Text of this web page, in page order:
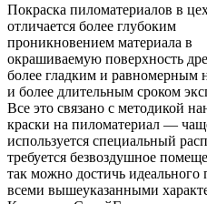
Покраска пиломатериалов в
отличается более глубоким
проникновением материала в
окрашиваемую поверхность
более гладким и равномерным
и более длительным сроком
Все это связано с методикой
краски на пиломатериал —
используется специальный
требуется безвоздушное
так можно достичь идеального
всеми вышеуказанными